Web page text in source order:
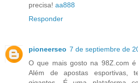
precisa! aa888
Responder
pioneerseo 7 de septiembre de
O que mais gosto na 98Z.com é
Além de apostas esportivas,